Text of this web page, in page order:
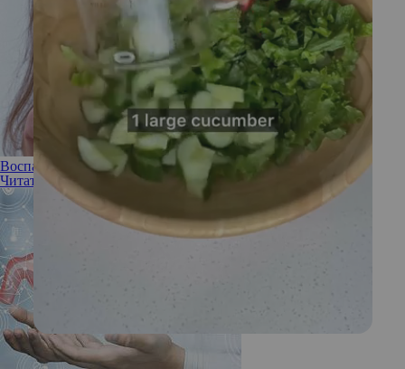
Воспаления на коже как сигналы проблем ЖКТ
Читать полностью